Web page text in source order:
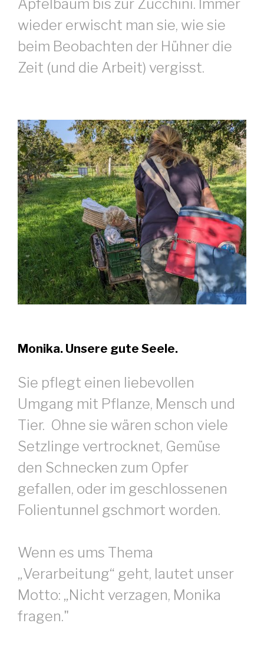
Apfelbaum bis zur Zucchini. Immer
wieder erwischt man sie, wie sie
beim Beobachten der Hühner die
Zeit (und die Arbeit) vergisst.
Monika. Unsere gute Seele.
Sie pflegt einen liebevollen
Umgang mit Pflanze, Mensch und
Tier. Ohne sie wären schon viele
Setzlinge vertrocknet, Gemüse
den Schnecken zum Opfer
gefallen, oder im geschlossenen
Folientunnel gschmort worden.
Wenn es ums Thema
„Verarbeitung“ geht, lautet unser
Motto: „Nicht verzagen, Monika
fragen."